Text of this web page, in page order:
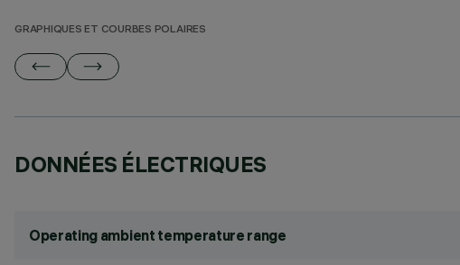
GRAPHIQUES ET COURBES POLAIRES
DONNÉES ÉLECTRIQUES
Operating ambient temperature range